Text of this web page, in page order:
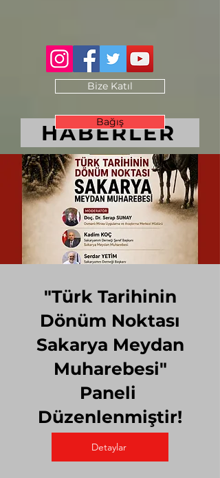
Bize Katıl
Bağış
HABERLER
"Türk Tarihinin
Dönüm Noktası
Sakarya Meydan
Muharebesi"
Paneli
Düzenlenmiştir!
Detaylar